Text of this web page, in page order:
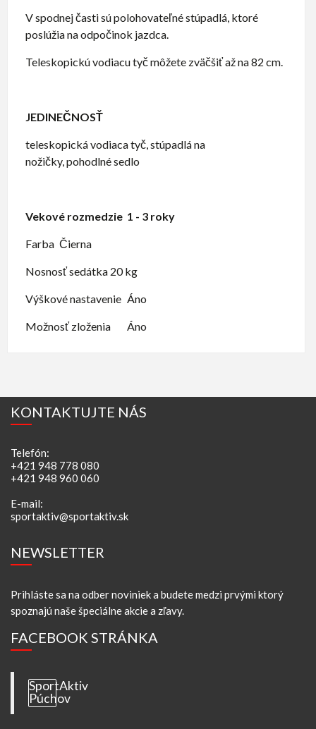
V spodnej časti sú polohovateľné stúpadlá, ktoré
poslúžia na odpočinok jazdca.
Teleskopickú vodiacu tyč môžete zväčšiť až na 82 cm.
JEDINEČNOSŤ
teleskopická vodiaca tyč,stúpadlá na
nožičky,pohodlné sedlo
Vekové rozmedzie 1 - 3 roky
Farba Čierna
Nosnosť sedátka 20 kg
Výškové nastavenie Áno
Možnosť zloženia Áno
KONTAKTUJTE NÁS
Telefón:
+421 948 778 080
+421 948 960 060
E-mail:
sportaktiv@sportaktiv.sk
NEWSLETTER
Prihláste sa na odber noviniek a budete medzi prvými ktorý
spoznajú naše špeciálne akcie a zľavy.
FACEBOOK STRÁNKA
SportAktiv
Púchov